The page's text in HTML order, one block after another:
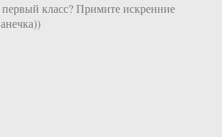
класс? Примите искренние